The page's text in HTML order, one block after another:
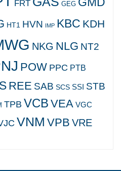
FRT GEG
HT1 HVN IMP KBC KDH
NKG NLG NT2
POW PPC PTB
REE SAB SCS SSI STB
TPB VCB VEA VGC
VNM VPB VRE